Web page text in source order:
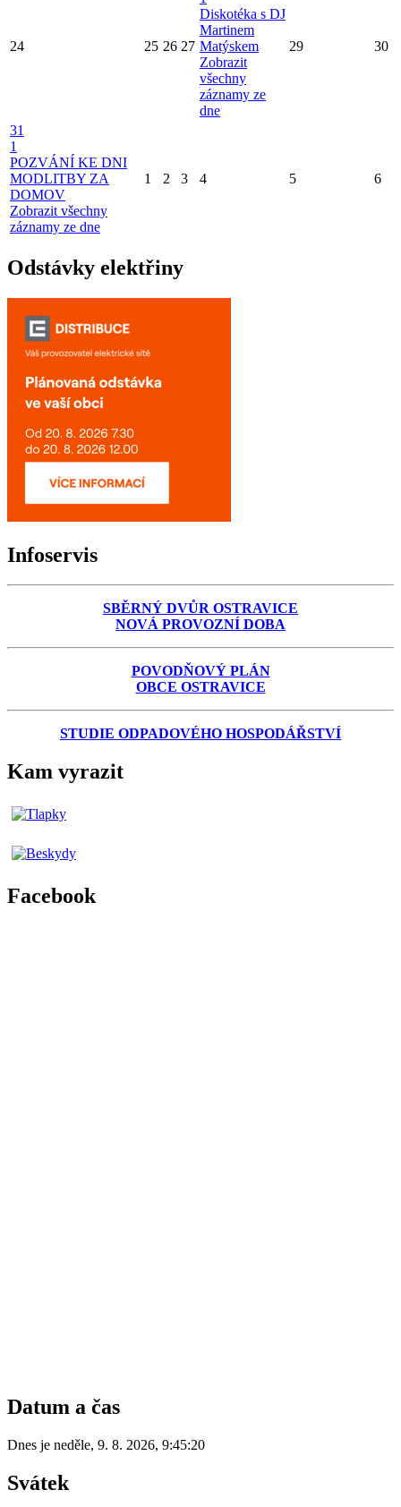
24 25 26 27
Diskotéka s DJ
Martinem
Matýskem
Zobrazit
všechny
záznamy ze
dne
29 30
31
1
POZVÁNÍ KE DNI
MODLITBY ZA
DOMOV
Zobrazit všechny
záznamy ze dne
1 2 3 4 5 6
Odstávky elektřiny
Infoservis
SBĚRNÝ DVŮR OSTRAVICE
NOVÁ PROVOZNÍ DOBA
POVODŇOVÝ PLÁN
OBCE OSTRAVICE
STUDIE ODPADOVÉHO HOSPODÁŘSTVÍ
Kam vyrazit
Facebook
Datum a čas
Dnes je neděle, 9. 8. 2026, 9:45:20
Svátek